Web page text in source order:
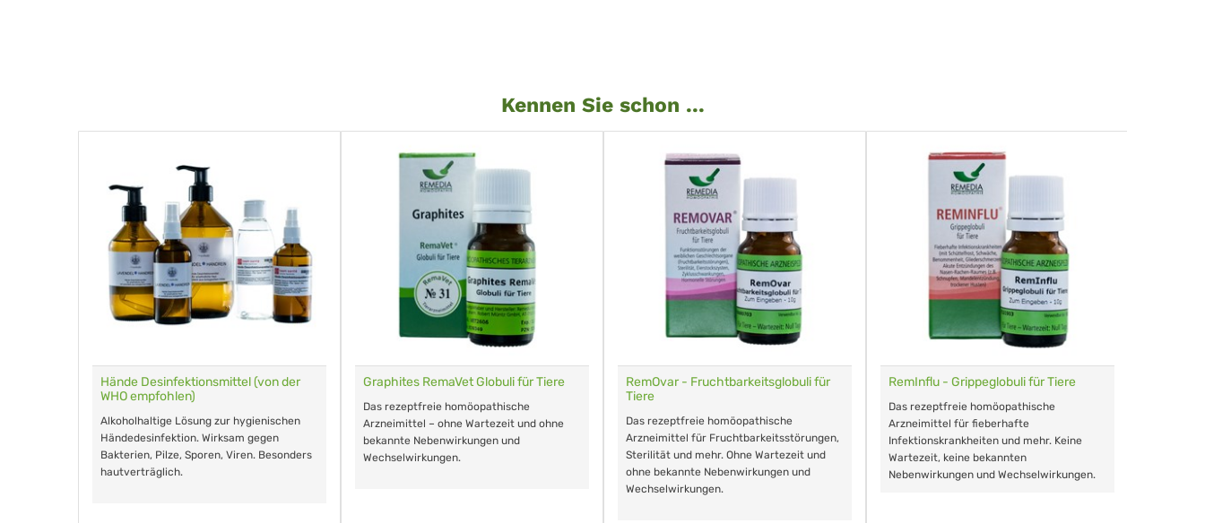
Kennen Sie schon ...
Hände Desinfektionsmittel (von der
WHO empfohlen)
Alkoholhaltige Lösung zur hygienischen
Händedesinfektion. Wirksam gegen
Bakterien, Pilze, Sporen, Viren. Besonders
hautverträglich.
Graphites RemaVet Globuli für Tiere
Das rezeptfreie homöopathische
Arzneimittel – ohne Wartezeit und ohne
bekannte Nebenwirkungen und
Wechselwirkungen.
RemOvar - Fruchtbarkeitsglobuli für
Tiere
Das rezeptfreie homöopathische
Arzneimittel für Fruchtbarkeitsstörungen,
Sterilität und mehr. Ohne Wartezeit und
ohne bekannte Nebenwirkungen und
Wechselwirkungen.
RemInflu - Grippeglobuli für Tiere
Das rezeptfreie homöopathische
Arzneimittel für fieberhafte
Infektionskrankheiten und mehr. Keine
Wartezeit, keine bekannten
Nebenwirkungen und Wechselwirkungen.